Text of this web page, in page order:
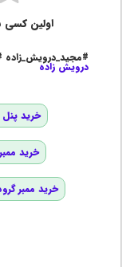
اولین کسی
#مجید_درویش_زاده
درویش زاده
خرید پنل
خرید
خرید ممبر